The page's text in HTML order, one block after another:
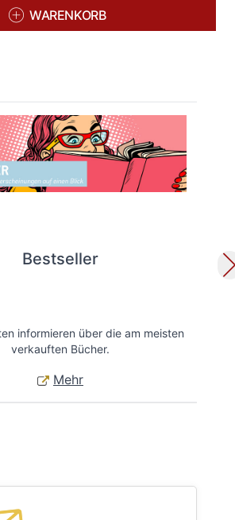
WARENKORB
Bestseller
informieren über die am meisten
verkauften Bücher.
Mehr